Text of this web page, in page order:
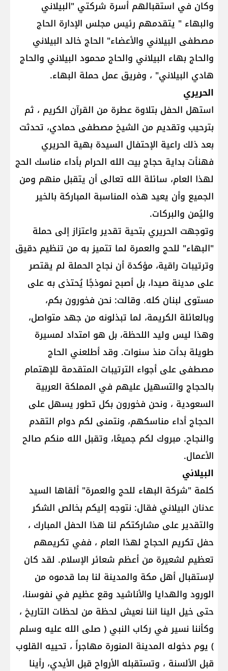
وكان في استقبالهم أسرة شركتي "البيلاني
والبهاء " يتقدمهم رئيس مجلس الإدارة الحاج
مصطفى البيلاني والأعضاء" الحاج خالد البيلاني
والحاج بهاء البيلاني والحاج محمود البيلاني والحاج
هادي البيلاني" ، وفريق عمل حملة البهاء.
الحريري
استهل الحفل بتلاوة عطرة من القرآن الكريم ، ثم
بترحيب وتقديم من الشيخ مصطفى حمادي، تحدثت
بعد ذلك راعية الإحتفال السيدة بهية الحريري
فهنأت بداية حجاج بيت الله الحرام بأداء مناسك الحج
لهذا العام، سائلة الله تعالى أن يتقبل منهم ومن
الجميع وأن يعيد هذه المناسبة المباركة بالخير
واليُمن والبركات.
وتوجهت الحريري بتحية تقدير واعتزاز إلى حملة
"البهاء" للحج والعمرة لما تتميز به من تنظيم دقيق
وترتيبات راقية، مؤكدة أن نجاح الحملة لم يقتصر
على مدينة صيدا، بل أصبح نموذجًا يُحتذى به على
مستوى لبنان كله. وقالت: نحن فخورون بكم،
وبالعائلة الكريمة، لما تبذلونه من جهد متواصل،
وهذا ليس وليد اللحظة، بل هو امتداد لمسيرة
طويلة بدأت منذ سنوات. وقد أطلعني الحاج
مصطفى على أجواء الترتيبات المتقدمة للإهتمام
بالحجاج والتسهيل عليهم في المملكة العربية
السعودية ، ونحن فخورون بكل تطور يسهل على
الحجاج أداء مناسكهم، ونتمنى لكم دوام التقدم
والنجاح. مبروك لكم جميعًا، وتقبل الله منكم صالح
الأعمال.
البيلاني
كلمة "شركة البهاء للحج والعمرة" ألقاها السيد
عدنان البيلاني فقال: نتوجه إليكم بخالص الشكر
والتقدير على مشاركتكم لنا هذا الحفل المبارك ،
حفل تكريم الحجاج لهذا العام ، ففي تكريمهم
تعظيم لشعيرة من أعظم شعائر الإسلام. لقد كان
لإستقبال أهل مكة والمدينة لنا بما قدموه من
الورود والهدايا والأناشيد وقع عظيم في نفوسنا،
حتى خيل الينا اننا نعيش لحظة من لحظات التاريخ ،
وكأننا نسير في ركاب النبي ( صلى الله عليه وسلم
) يوم دخوله المدينة المنورة مهاجراً ، تحييه القلوب
قبل الألسنة ، وتستقبله الأرواح قبل الأيدي، رأينا